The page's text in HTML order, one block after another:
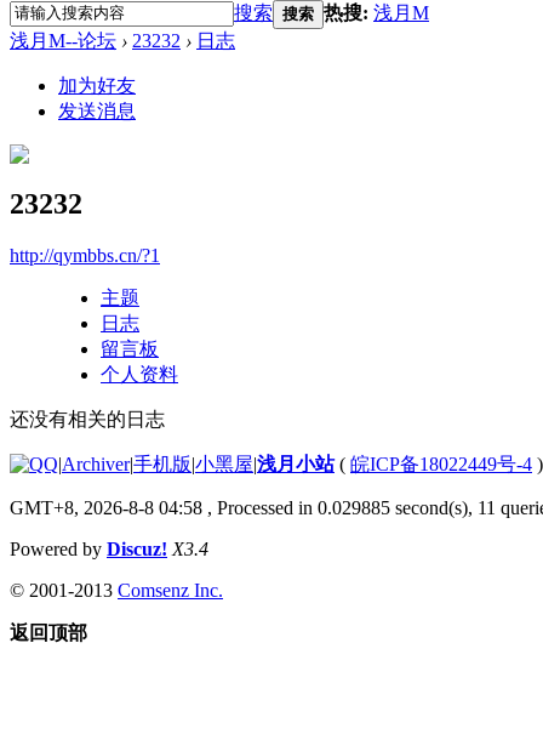
搜索 搜索 热搜: 浅月M
浅月M--论坛 › 23232 › 日志
加为好友
发送消息
23232
http://qymbbs.cn/?1
主题
日志
留言板
个人资料
还没有相关的日志
|Archiver|手机版|小黑屋|浅月小站( 皖ICP备18022449号-4 )
GMT+8, 2026-8-8 04:58 , Processed in 0.029885 second(s), 11
Powered by Discuz! X3.4
© 2001-2013 Comsenz Inc.
返回顶部